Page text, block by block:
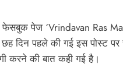
पेज ‘Vrindavan Ras
दिन पहले की गई इस पोस्ट पर
करने की बात कही गई है।